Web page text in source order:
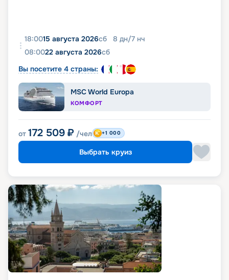
18:0015 августа 2026сб 8 дн/7 нч
08:0022 августа 2026сб
Вы посетите 4 страны:
MSC World Europa
КОМФОРТ
от 172 509 ₽ /чел +1 000
Выбрать круиз